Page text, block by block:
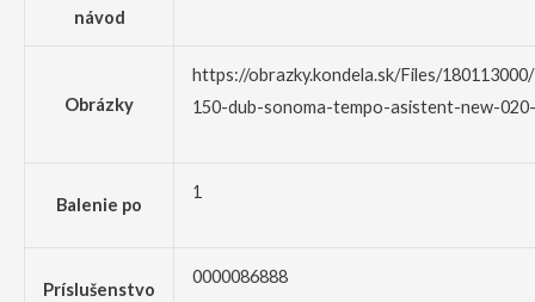
návod
Obrázky
https://obrazky.kondela.sk/Files/
150-dub-sonoma-tempo-asistent-new-
Balenie po
1
Príslušenstvo
0000086888